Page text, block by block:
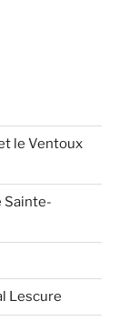
le Ventoux
Sainte-
Lescure